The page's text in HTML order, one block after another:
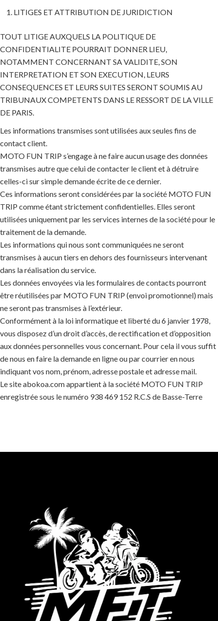
LITIGES ET ATTRIBUTION DE JURIDICTION
TOUT LITIGE AUXQUELS LA POLITIQUE DE
CONFIDENTIALITE POURRAIT DONNER LIEU,
NOTAMMENT CONCERNANT SA VALIDITE, SON
INTERPRETATION ET SON EXECUTION, LEURS
CONSEQUENCES ET LEURS SUITES SERONT SOUMIS AU
TRIBUNAUX COMPETENTS DANS LE RESSORT DE LA VILLE
DE PARIS.
Les informations transmises sont utilisées aux seules fins de
contact client.
MOTO FUN TRIP s’engage à ne faire aucun usage des données
transmises autre que celui de contacter le client et à détruire
celles-ci sur simple demande écrite de ce dernier.
Ces informations seront considérées par la société MOTO FUN
TRIP comme étant strictement confidentielles. Elles seront
utilisées uniquement par les services internes de la société pour le
traitement de la demande.
Les informations qui nous sont communiquées ne seront
transmises à aucun tiers en dehors des fournisseurs intervenant
dans la réalisation du service.
Les données envoyées via les formulaires de contacts pourront
être réutilisées par MOTO FUN TRIP (envoi promotionnel) mais
ne seront pas transmises à l’extérieur.
Conformément à la loi informatique et liberté du 6 janvier 1978,
vous disposez d’un droit d’accès, de rectification et d’opposition
aux données personnelles vous concernant. Pour cela il vous suffit
de nous en faire la demande en ligne ou par courrier en nous
indiquant vos nom, prénom, adresse postale et adresse mail.
Le site abokoa.com appartient à la société MOTO FUN TRIP
enregistrée sous le numéro 938 469 152 R.C.S de Basse-Terre